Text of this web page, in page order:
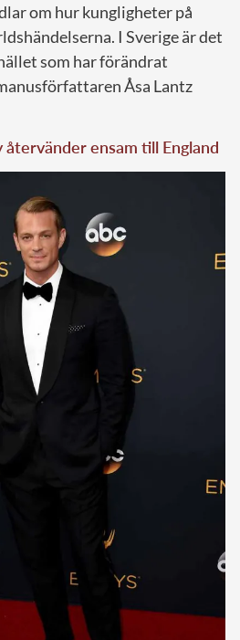
om hur kungligheter på
I Sverige är det
som har förändrat
Åsa Lantz
återvänder ensam till England